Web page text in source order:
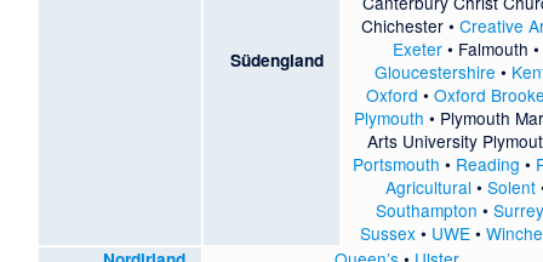
Südengland
Chichester •Creative
Exeter• Falmouth •
Gloucestershire •
Oxford •Oxford
Plymouth • Plymouth
Arts University
Portsmouth • Reading •
Agricultural • Solent
Southampton •
Sussex• UWE•